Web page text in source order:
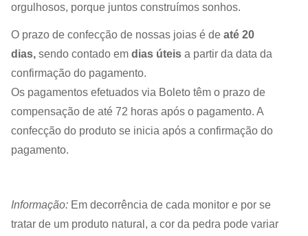
orgulhosos, porque juntos construímos sonhos.
O prazo de confecção de nossas joias é de até 20
dias, sendo contado em dias úteis a partir da data da
confirmação do pagamento.
Os pagamentos efetuados via Boleto têm o prazo de
compensação de até 72 horas após o pagamento. A
confecção do produto se inicia após a confirmação do
pagamento.
Informação: Em decorrência de cada monitor e por se
tratar de um produto natural, a cor da pedra pode variar